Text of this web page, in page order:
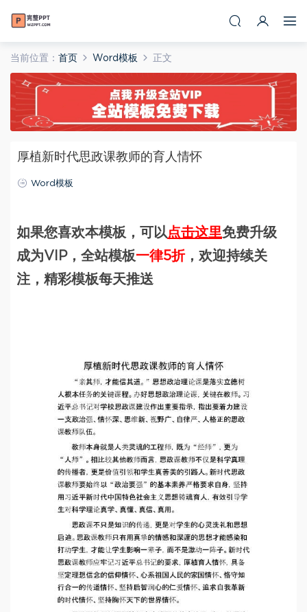
当前位置： 首页 Word模板 正文
厚植新时代思政课教师的育人情怀
Word模板
如果您喜欢本模板，可以点击这里免费升级
成为VIP，全站模板一律5折，欢迎持续关
注，精彩模板每天推送